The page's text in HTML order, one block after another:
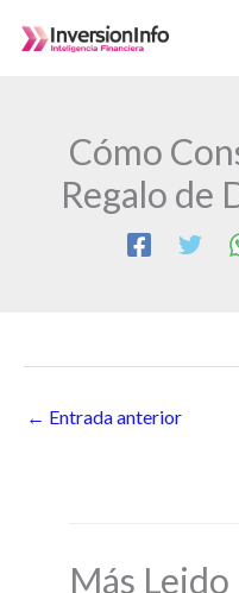
Cómo
Regalo de
← Entrada anterior
Más Leido